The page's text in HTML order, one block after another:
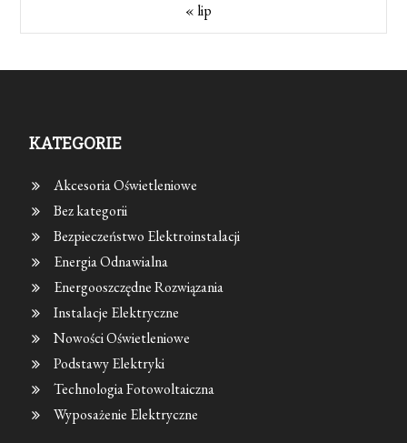
« lip
KATEGORIE
Akcesoria Oświetleniowe
Bez kategorii
Bezpieczeństwo Elektroinstalacji
Energia Odnawialna
Energooszczędne Rozwiązania
Instalacje Elektryczne
Nowości Oświetleniowe
Podstawy Elektryki
Technologia Fotowoltaiczna
Wyposażenie Elektryczne